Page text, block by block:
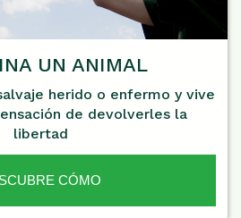
UN ANIMAL
herido o enfermo y vive
de devolverles la
libertad
CÓMO